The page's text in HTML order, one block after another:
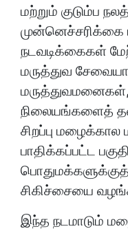
மற்றும் குடும்ப
முன்னெச்சரிக்கை
நடவடிக்கைகள்
மருத்துவ
மருத்துவமனைகள்,
நிலையங்களைத்
சிறப்பு மழைக்கால
பாதிக்கப்பட்ட
சிகிச்சையை
இந்த நடமாடும்